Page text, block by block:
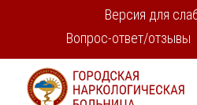
Версия для
Вопрос-ответ/отзывы